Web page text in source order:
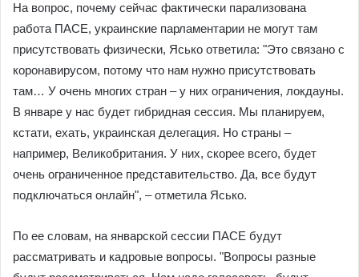
На вопрос, почему сейчас фактически парализована
работа ПАСЕ, украинские парламентарии не могут там
присутствовать физически, Ясько ответила: "Это связано с
коронавирусом, потому что нам нужно присутствовать
там… У очень многих стран – у них ограничения, локдауны.
В январе у нас будет гибридная сессия. Мы планируем,
кстати, ехать, украинская делегация. Но страны –
например, Великобритания. У них, скорее всего, будет
очень ограниченное представительство. Да, все будут
подключаться онлайн", – отметила Ясько.
По ее словам, на январской сессии ПАСЕ будут
рассматривать и кадровые вопросы. "Вопросы разные